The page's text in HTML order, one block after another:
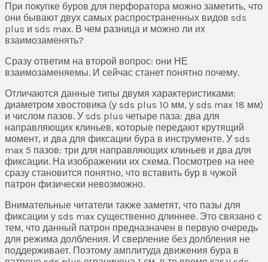
При покупке буров для перфоратора можно заметить, что
они бывают двух самых распространенных видов sds
plus и sds max. В чем разница и можно ли их
взаимозаменять?
Сразу ответим на второй вопрос: они НЕ
взаимозаменяемы. И сейчас станет понятно почему.
Отличаются данные типы двумя характеристиками:
диаметром хвостовика (у sds plus 10 мм, у sds max 18 мм)
и числом пазов. У sds plus четыре паза: два для
направляющих клиньев, которые передают крутящий
момент, и два для фиксации бура в инструменте. У sds
max 5 пазов: три для направляющих клиньев и два для
фиксации. На изображении их схема. Посмотрев на нее
сразу становится понятно, что вставить бур в чужой
патрон физически невозможно.
Внимательные читатели также заметят, что пазы для
фиксации у sds max существенно длиннее. Это связано с
тем, что данный патрон предназначен в первую очередь
для режима долбления. И сверление без долбления не
поддерживает. Поэтому амплитуда движения бура в